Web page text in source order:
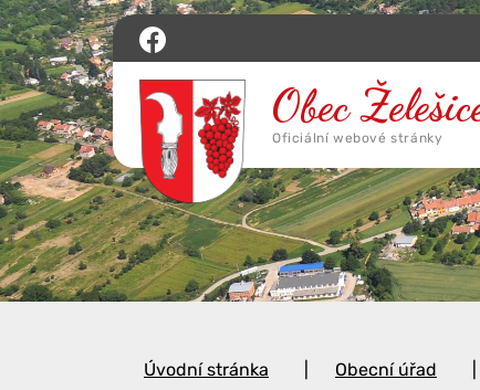
Úvodní stránka Obecní úřad